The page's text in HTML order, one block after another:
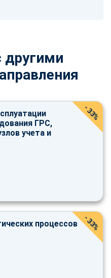
другими
ГРС,
учета и
- 33%
процессов - 33%